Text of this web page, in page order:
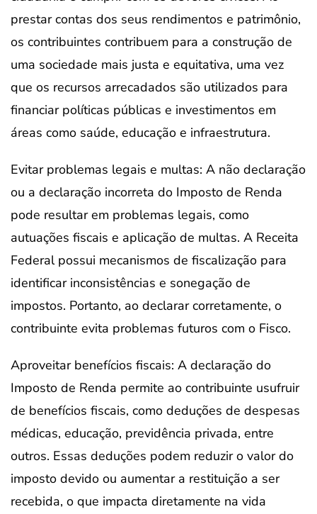
prestar contas dos seus rendimentos e patrimônio,
os contribuintes contribuem para a construção de
uma sociedade mais justa e equitativa, uma vez
que os recursos arrecadados são utilizados para
financiar políticas públicas e investimentos em
áreas como saúde, educação e infraestrutura.
Evitar problemas legais e multas: A não declaração
ou a declaração incorreta do Imposto de Renda
pode resultar em problemas legais, como
autuações fiscais e aplicação de multas. A Receita
Federal possui mecanismos de fiscalização para
identificar inconsistências e sonegação de
impostos. Portanto, ao declarar corretamente, o
contribuinte evita problemas futuros com o Fisco.
Aproveitar benefícios fiscais: A declaração do
Imposto de Renda permite ao contribuinte usufruir
de benefícios fiscais, como deduções de despesas
médicas, educação, previdência privada, entre
outros. Essas deduções podem reduzir o valor do
imposto devido ou aumentar a restituição a ser
recebida, o que impacta diretamente na vida